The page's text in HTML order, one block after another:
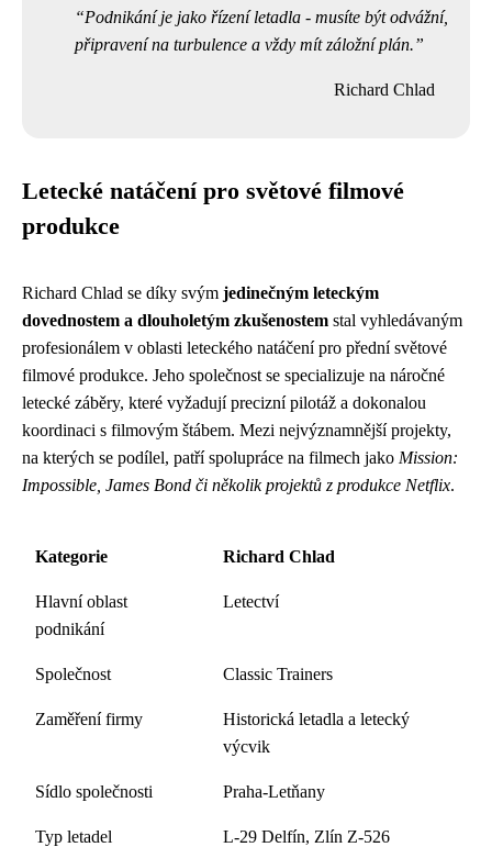
Podnikání je jako řízení letadla - musíte být odvážní,
připravení na turbulence a vždy mít záložní plán.
Richard Chlad
Letecké natáčení pro světové filmové
produkce
Richard Chlad se díky svým jedinečným leteckým
dovednostem a dlouholetým zkušenostem stal vyhledávaným
profesionálem v oblasti leteckého natáčení pro přední světové
filmové produkce. Jeho společnost se specializuje na náročné
letecké záběry, které vyžadují precizní pilotáž a dokonalou
koordinaci s filmovým štábem. Mezi nejvýznamnější projekty,
na kterých se podílel, patří spolupráce na filmech jako Mission:
Impossible, James Bond či několik projektů z produkce Netflix.
Kategorie Richard Chlad
Hlavní oblast
podnikání
Letectví
Společnost Classic Trainers
Zaměření firmy
Historická letadla a letecký
výcvik
Sídlo společnosti Praha-Letňany
Typ letadel L-29 Delfín, Zlín Z-526